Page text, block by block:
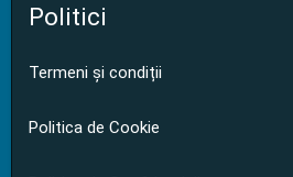
Politici
Termeni și condiții
Politica de Cookie